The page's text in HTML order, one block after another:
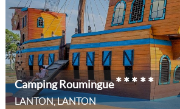
Camping Roumingue*****
LANTON, LANTON